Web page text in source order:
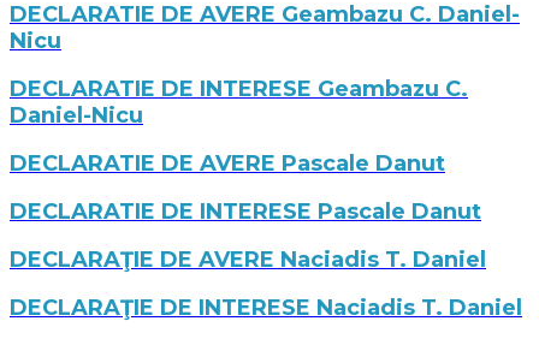
DECLARATIE DE AVERE Geambazu C. Daniel-
Nicu
DECLARATIE DE INTERESE Geambazu C.
Daniel-Nicu
DECLARATIE DE AVERE Pascale Danut
DECLARATIE DE INTERESE Pascale Danut
DECLARAŢIE DE AVERE Naciadis T. Daniel
DECLARAŢIE DE INTERESE Naciadis T. Daniel